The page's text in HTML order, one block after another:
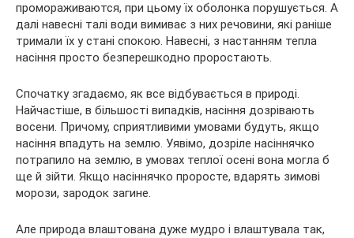
промораживаются, при цьому їх оболонка порушується. А
далі навесні талі води вимиває з них речовини, які раніше
тримали їх у стані спокою. Навесні, з настанням тепла
насіння просто безперешкодно проростають.
Спочатку згадаємо, як все відбувається в природі.
Найчастіше, в більшості випадків, насіння дозрівають
восени. Причому, сприятливими умовами будуть, якщо
насіння впадуть на землю. Уявімо, дозріле насіннячко
потрапило на землю, в умовах теплої осені вона могла б
ще й зійти. Якщо насіннячко проросте, вдарять зимові
морози, зародок загине.
Але природа влаштована дуже мудро і влаштувала так,